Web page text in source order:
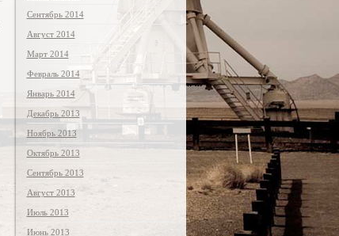
Сентябрь 2014
Август 2014
Март 2014
Февраль 2014
Январь 2014
Декабрь 2013
Ноябрь 2013
Октябрь 2013
Сентябрь 2013
Август 2013
Июль 2013
Июнь 2013